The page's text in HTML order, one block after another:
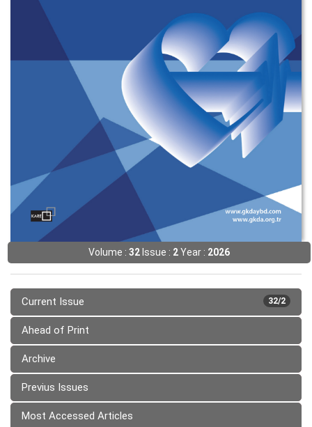
Volume : 32Issue : 2Year : 2026
32/2
Current Issue
Ahead of Print
Archive
Previus Issues
Most Accessed Articles